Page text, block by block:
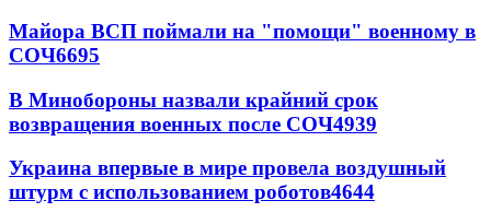
Майора ВСП поймали на "помощи" военному в
СОЧ6695
В Минобороны назвали крайний срок
возвращения военных после СОЧ4939
Украина впервые в мире провела воздушный
штурм с использованием роботов4644